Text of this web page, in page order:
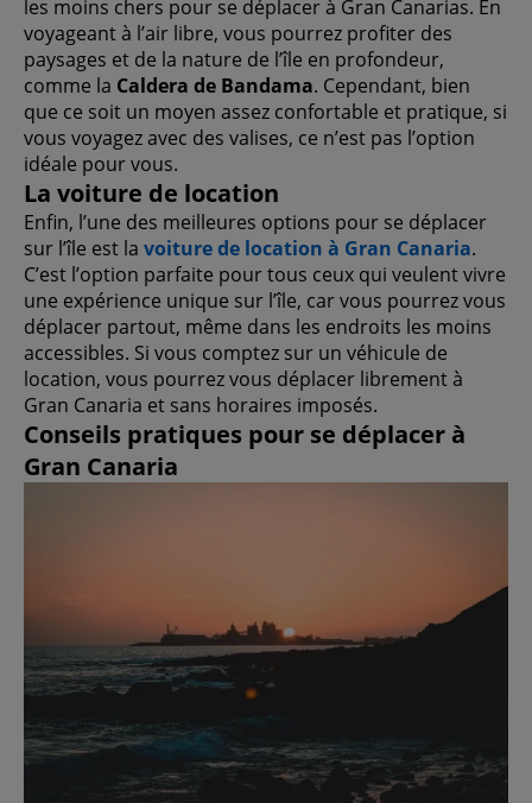
les moins chers pour se déplacer à Gran Canarias. En
voyageant à l’air libre, vous pourrez profiter des
paysages et de la nature de l’île en profondeur,
comme la Caldera de Bandama. Cependant, bien
que ce soit un moyen assez confortable et pratique, si
vous voyagez avec des valises, ce n’est pas l’option
idéale pour vous.
La voiture de location
Enfin, l’une des meilleures options pour se déplacer
sur l’île est la voiture de location à Gran Canaria.
C’est l’option parfaite pour tous ceux qui veulent vivre
une expérience unique sur l’île, car vous pourrez vous
déplacer partout, même dans les endroits les moins
accessibles. Si vous comptez sur un véhicule de
location, vous pourrez vous déplacer librement à
Gran Canaria et sans horaires imposés.
Conseils pratiques pour se déplacer à
Gran Canaria